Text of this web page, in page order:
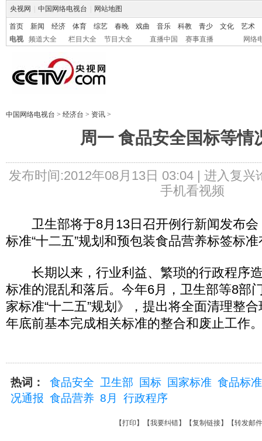
央视网 中国网络电视台 网站地图
首页 新闻 经济 体育 综艺 春晚 戏曲 音乐 科教 青少 文化
艺术
电视
频道大全 栏目大全 节目大全 直播中国 赛事直播 网络
中国网络电视台 > 经济台 > 资讯 >
周一 食品安全国标等情
发布时间:2012年08月13日 03:04 | 进入复兴
手机看视频
卫生部将于8月13日召开例行新闻发布会
标准“十二五”规划和预包装食品营养标签标
长期以来，行业利益、繁琐的行政程序
标准的混乱和落后。今年6月，卫生部等8部
家标准“十二五”规划》，提出将全面清理整
年底前基本完成相关标准的整合和废止工作
热词： 食品安全 卫生部 国标 国家标准 食品标准
况通报 食品营养 8月 行政程序
【打印 】【我要纠错】【复制链接】【转发邮件